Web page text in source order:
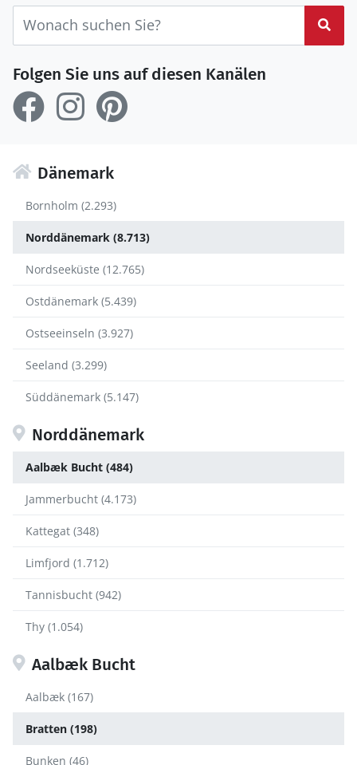
Folgen Sie uns auf diesen Kanälen
Dänemark
Bornholm (2.293)
Norddänemark (8.713)
Nordseeküste (12.765)
Ostdänemark (5.439)
Ostseeinseln (3.927)
Seeland (3.299)
Süddänemark (5.147)
Norddänemark
Aalbæk Bucht (484)
Jammerbucht (4.173)
Kattegat (348)
Limfjord (1.712)
Tannisbucht (942)
Thy (1.054)
Aalbæk Bucht
Aalbæk (167)
Bratten (198)
Bunken (46)